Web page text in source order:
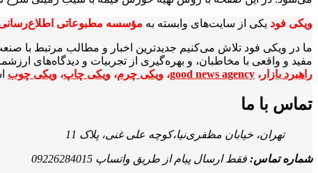
ویکی‌ فود یکی از سایت‌های وابسته به مؤسسه مطبوعاتی
ما در ویکی‌ فود تلاش می‌کنیم جدیدترین اخبار و مطالب مرتبط با
مفید و واقعی با مخاطبان، و بهره‌گیری از تجربیات و دیدگاه‌های
راهبرد بازار ، good news agency، ویکی چرم، ویکی چاپ، ویکی چوب
تماس با ما
تهران، خیابان مظفری‌نیا،کوچه علی غنی، پلاک 11
شماره تماس: فقط ارسال پیام از طریق واتساپ 09226284015